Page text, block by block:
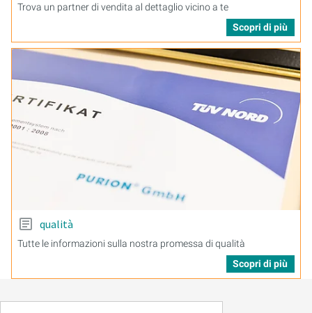
Trova un partner di vendita al dettaglio vicino a te
Scopri di più
qualità
Tutte le informazioni sulla nostra promessa di qualità
Scopri di più